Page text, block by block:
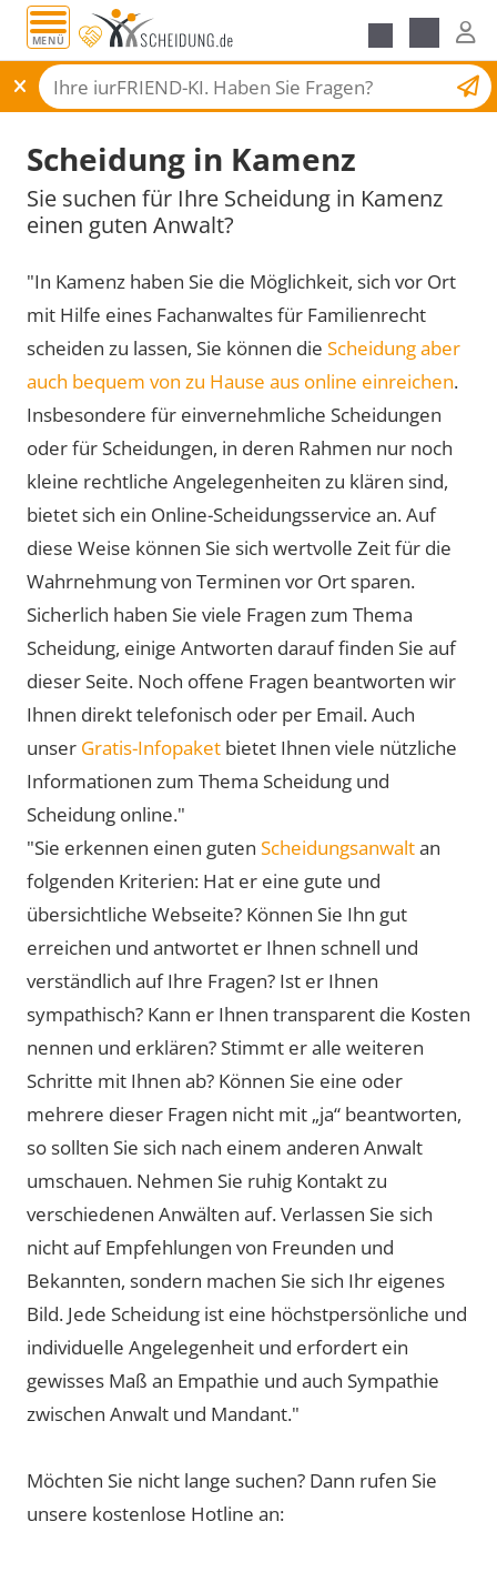
MENÜ
Scheidungsantrag
Scheidung in Kamenz
Sie suchen für Ihre Scheidung in Kamenz
einen guten Anwalt?
"In Kamenz haben Sie die Möglichkeit, sich vor Ort
mit Hilfe eines Fachanwaltes für Familienrecht
scheiden zu lassen, Sie können die Scheidung aber
auch bequem von zu Hause aus online einreichen.
Insbesondere für einvernehmliche Scheidungen
oder für Scheidungen, in deren Rahmen nur noch
kleine rechtliche Angelegenheiten zu klären sind,
bietet sich ein Online-Scheidungsservice an. Auf
diese Weise können Sie sich wertvolle Zeit für die
Wahrnehmung von Terminen vor Ort sparen.
Sicherlich haben Sie viele Fragen zum Thema
Scheidung, einige Antworten darauf finden Sie auf
dieser Seite. Noch offene Fragen beantworten wir
Ihnen direkt telefonisch oder per Email. Auch
unser Gratis-Infopaket bietet Ihnen viele nützliche
Informationen zum Thema Scheidung und
Scheidung online."
"Sie erkennen einen guten Scheidungsanwaltan
folgenden Kriterien: Hat er eine gute und
übersichtliche Webseite? Können Sie Ihn gut
erreichen und antwortet er Ihnen schnell und
verständlich auf Ihre Fragen? Ist er Ihnen
sympathisch? Kann er Ihnen transparent die Kosten
nennen und erklären? Stimmt er alle weiteren
Schritte mit Ihnen ab? Können Sie eine oder
mehrere dieser Fragen nicht mit „ja“ beantworten,
so sollten Sie sich nach einem anderen Anwalt
umschauen. Nehmen Sie ruhig Kontakt zu
verschiedenen Anwälten auf. Verlassen Sie sich
nicht auf Empfehlungen von Freunden und
Bekannten, sondern machen Sie sich Ihr eigenes
Bild. Jede Scheidung ist eine höchstpersönliche und
individuelle Angelegenheit und erfordert ein
gewisses Maß an Empathie und auch Sympathie
zwischen Anwalt und Mandant."
Möchten Sie nicht lange suchen? Dann rufen Sie
unsere kostenlose Hotline an: